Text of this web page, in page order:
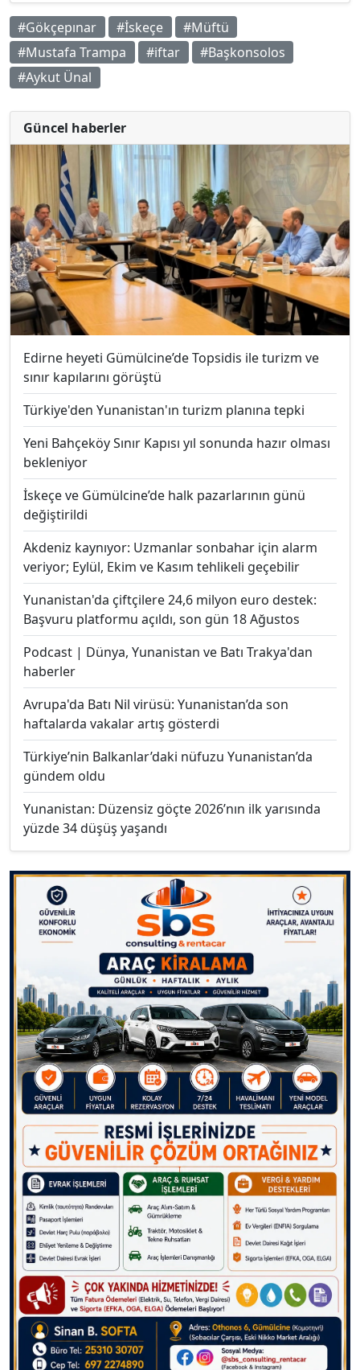
#Gökçepınar #İskeçe
#Müftü
#Mustafa Trampa
#iftar
#Başkonsolos
#Aykut Ünal
Güncel haberler
Edirne heyeti Gümülcine’de Topsidis ile turizm ve
sınır kapılarını görüştü
Türkiye'den Yunanistan'ın turizm planına tepki
Yeni Bahçeköy Sınır Kapısı yıl sonunda hazır olması
bekleniyor
İskeçe ve Gümülcine’de halk pazarlarının günü
değiştirildi
Akdeniz kaynıyor: Uzmanlar sonbahar için alarm
veriyor; Eylül, Ekim ve Kasım tehlikeli geçebilir
Yunanistan'da çiftçilere 24,6 milyon euro destek:
Başvuru platformu açıldı, son gün 18 Ağustos
Podcast | Dünya, Yunanistan ve Batı Trakya'dan
haberler
Avrupa'da Batı Nil virüsü: Yunanistan’da son
haftalarda vakalar artış gösterdi
Türkiye’nin Balkanlar’daki nüfuzu Yunanistan’da
gündem oldu
Yunanistan: Düzensiz göçte 2026’nın ilk yarısında
yüzde 34 düşüş yaşandı